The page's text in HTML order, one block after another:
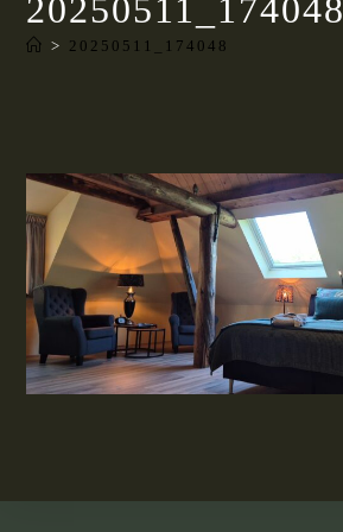
20250511_174048
> 20250511_174048